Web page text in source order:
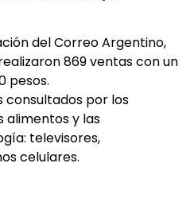
del Correo Argentino,
869 ventas con un
pesos.
consultados por los
alimentos y las
televisores,
celulares.